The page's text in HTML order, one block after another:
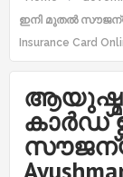
ഇനി മുതൽ സൗജന്യം
Insurance Card
കാർഡ്
സൗജന്യം